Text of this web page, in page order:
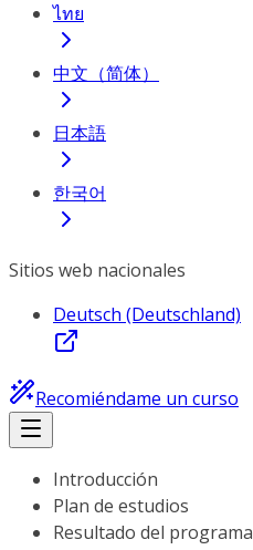
ไทย
中文（简体）
日本語
한국어
Sitios web nacionales
Deutsch (Deutschland)
Recomiéndame un curso
Introducción
Plan de estudios
Resultado del programa